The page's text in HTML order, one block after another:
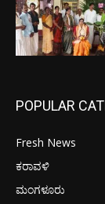
POPULAR
Fresh News
ಕರಾವಳಿ
ಮಂಗಳೂರು